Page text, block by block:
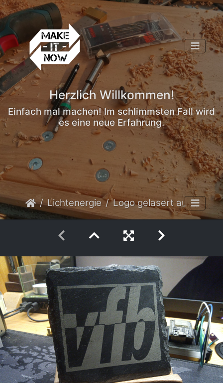
Herzlich Willkommen!
Einfach mal machen! Im schlimmsten Fall wird
es eine neue Erfahrung.
Lichtenergie Logo gelasert auf Schiefer